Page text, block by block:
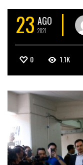
23 AGO
2021
0 1.1K